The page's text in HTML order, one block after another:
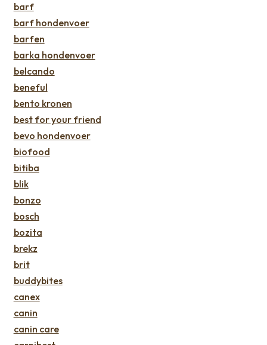
barf
barf hondenvoer
barfen
barka hondenvoer
belcando
beneful
bento kronen
best for your friend
bevo hondenvoer
biofood
bitiba
blik
bonzo
bosch
bozita
brekz
brit
buddybites
canex
canin
canin care